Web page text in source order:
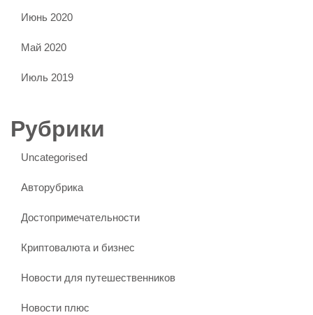
Июнь 2020
Май 2020
Июль 2019
Рубрики
Uncategorised
Авторубрика
Достопримечательности
Криптовалюта и бизнес
Новости для путешественников
Новости плюс